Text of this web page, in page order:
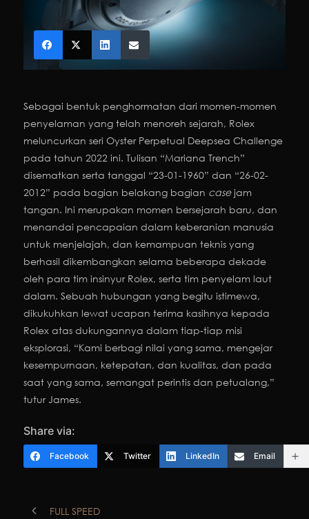
Sebagai bentuk penghormatan dari momen-momen
penyelaman yang telah menoreh sejarah, Rolex
meluncurkan seri Oyster Perpetual Deepsea Challenge
pada tahun 2022 ini. Tulisan “Mariana Trench”
disematkan serta tanggal “23-01-1960” dan “26-02-
2012” pada bagian belakang bagian casejam
tangan. Ini merupakan momen bersejarah baru, dan
menandai pencapaian dalam keberanian manusia
untuk menjelajah, dan kemampuan teknis yang
berhasil dikembangkan selama beberapa dekade
oleh para tim insinyur Rolex, serta tim penyelam laut
dalam. Sebuah hubungan yang begitu istimewa,
dikukuhkan lewat ucapan terima kasihnya kepada
Rolex atas dukungannya dalam tiap-tiap misi
eksplorasi, “Kami berbagi nilai yang sama, mengejar
kesempurnaan, ketepatan, dan kualitas, dan pada
saat yang sama, semangat perintis dan petualang,”
tutur James.
Share via:
Facebook Twitter LinkedIn Email
FULL SPEED